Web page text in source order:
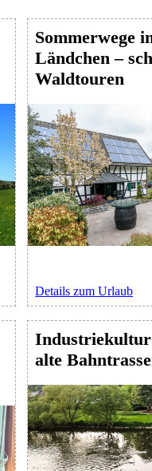
Sommerwege
Ländchen –
Waldtouren
Details zum Urlaub
Industriekultur
alte